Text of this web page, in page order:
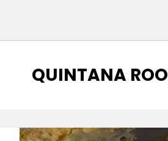
ETIQUETA
:
QUINTANA ROO